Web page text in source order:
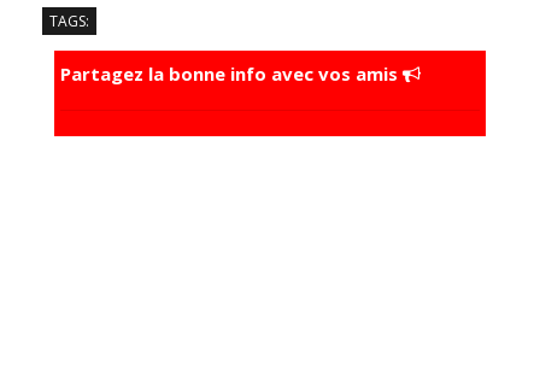
TAGS:
Partagez la bonne info avec vos amis